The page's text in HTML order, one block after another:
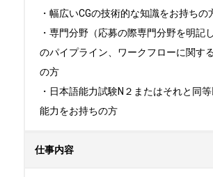
・幅広いCGの技術的な知識をお持ちの
・専門分野（応募の際専門分野を明記
のパイプライン、ワークフローに関す
の方
・日本語能力試験N２またはそれと同
能力をお持ちの方
仕事内容